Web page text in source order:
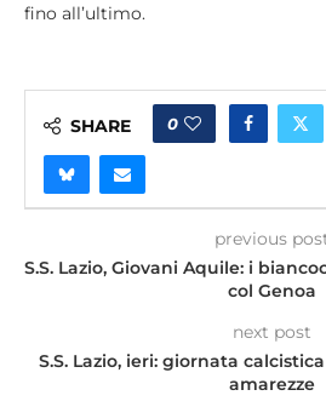
fino all’ultimo.
SHARE 0
previous
S.S. Lazio, Giovani Aquile: i
col Genoa
next post
S.S. Lazio, ieri: giornata
amarezze